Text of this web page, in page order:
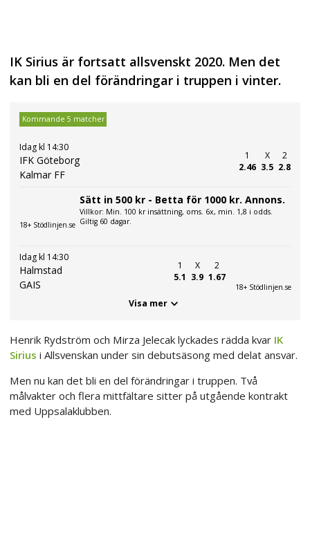
IK Sirius är fortsatt allsvenskt 2020. Men det
kan bli en del förändringar i truppen i vinter.
Kommande 5 matcher
Idag kl 14:30
IFK Göteborg
Kalmar FF
1
2.46
X
3.5
2
2.8
18+ Stödlinjen.se
Sätt in 500 kr - Betta för 1000 kr. Annons.
Villkor: Min. 100 kr insättning, oms. 6x, min. 1,8 i odds.
Giltig 60 dagar.
Idag kl 14:30
Halmstad
GAIS
1
5.1
X
3.9
2
1.67
18+ Stödlinjen.se
Visa mer
Henrik Rydström och Mirza Jelecak lyckades rädda kvar IK
Sirius i Allsvenskan under sin debutsäsong med delat ansvar.
Men nu kan det bli en del förändringar i truppen. Två
målvakter och flera mittfältare sitter på utgående kontrakt
med Uppsalaklubben.